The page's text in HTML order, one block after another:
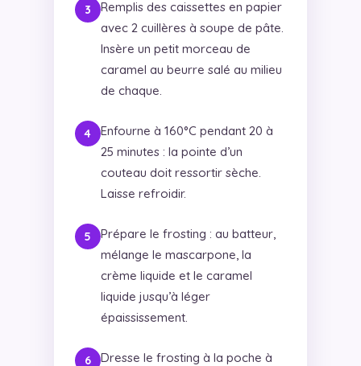
Remplis des caissettes en papier
avec 2 cuillères à soupe de pâte.
Insère un petit morceau de
caramel au beurre salé au milieu
de chaque.
Enfourne à 160°C pendant 20 à
25 minutes : la pointe d’un
couteau doit ressortir sèche.
Laisse refroidir.
Prépare le frosting : au batteur,
mélange le mascarpone, la
crème liquide et le caramel
liquide jusqu’à léger
épaississement.
Dresse le frosting à la poche à